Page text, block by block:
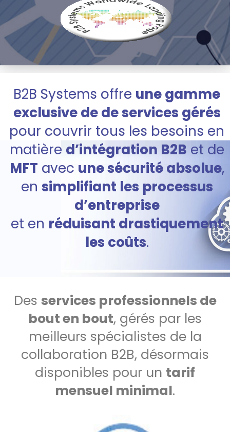
B2B Systems offre une gamme
exclusive de de services gérés
pour couvrir tous les besoins en
matière d’intégration B2B et de
MFT avec une sécurité absolue,
en simplifiant les processus
d’entreprise
et en réduisant drastiquement
les coûts.
Des services professionnels de
bout en bout, gérés par les
meilleurs spécialistes de la
collaboration B2B, désormais
disponibles pour un tarif
mensuel minimal.